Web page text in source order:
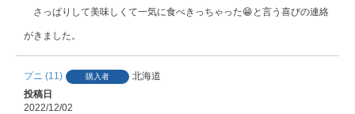
さっぱりして美味しくて一気に食べきっちゃった😁と言う喜びの連絡
がきました。
プニ 11 購入者
北海道
投稿日
2022/12/02